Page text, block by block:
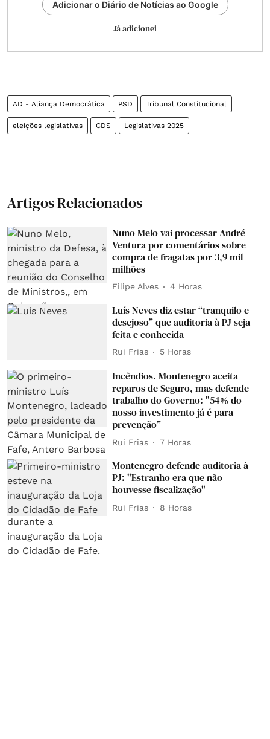
Adicionar o Diário de Notícias ao Google
Já adicionei
AD - Aliança Democrática PSD Tribunal Constitucional
eleições legislativas CDS Legislativas 2025
Artigos Relacionados
Nuno Melo vai processar André
Ventura por comentários sobre
compra de fragatas por 3,9 mil
milhões
Filipe Alves 4 Horas
Luís Neves diz estar “tranquilo e
desejoso” que auditoria à PJ seja
feita e conhecida
Rui Frias 5 Horas
Incêndios. Montenegro aceita
reparos de Seguro, mas defende
trabalho do Governo: "54% do
nosso investimento já é para
prevenção”
Rui Frias 7 Horas
Montenegro defende auditoria à
PJ: "Estranho era que não
houvesse fiscalização"
Rui Frias 8 Horas